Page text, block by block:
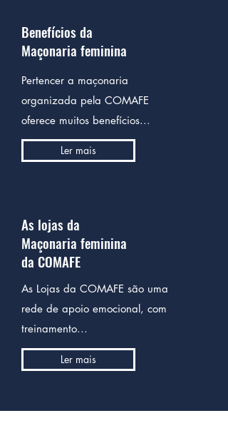
Benefícios da
Maçonaria feminina
Pertencer a maçonaria
organizada pela COMAFE
oferece muitos benefícios...
Ler mais
As lojas da
Maçonaria feminina
da COMAFE
As Lojas da COMAFE são uma
rede de apoio emocional, com
treinamento...
Ler mais